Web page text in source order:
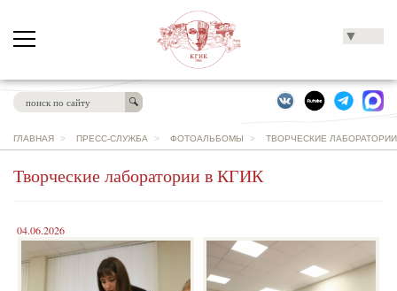
▼
ГЛАВНАЯ > ПРЕСС-СЛУЖБА > ФОТОАЛЬБОМЫ > ТВОРЧЕСКИЕ ЛАБОРАТОРИИ
Творческие лаборатории в КГИК
04.06.2026